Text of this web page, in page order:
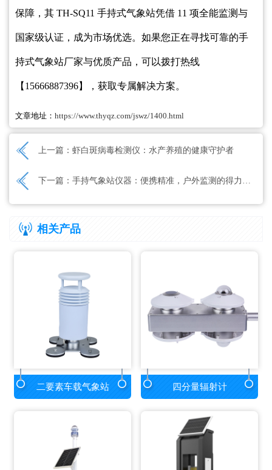
保障，其 TH-SQ11 手持式气象站凭借 11 项全能监测与
国家级认证，成为市场优选。如果您正在寻找可靠的手
持式气象站厂家与优质产品，可以拨打热线
【15666887396】，获取专属解决方案。
文章地址： https://www.thyqz.com/jswz/1400.html
上一篇： 虾白斑病毒检测仪：水产养殖的健康守护者
下一篇： 手持气象站仪器：便携精准，户外监测的得力助手
相关产品
二要素车载气象站 四分量辐射计